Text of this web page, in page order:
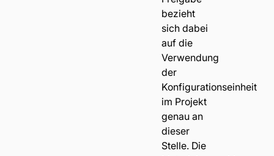
bezieht
sich dabei
auf die
Verwendung
der
Konfigurationseinheit
im Projekt
genau an
dieser
Stelle. Die